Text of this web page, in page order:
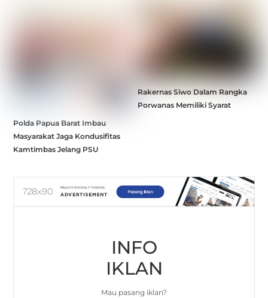
Polda Papua Barat Imbau
Masyarakat Jaga Kondusifitas
Kamtimbas Jelang PSU
Rakernas Siwo Dalam Rangka
Porwanas Memiliki Syarat
INFO
IKLAN
Mau pasang iklan?